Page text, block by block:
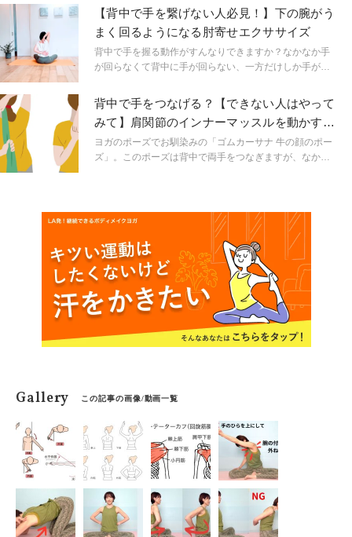
もそも腕が上がらない」。そんな人に知っていただきた
い、できない原因とおすすめレッスンをレクチャーしま
す。
【背中で手を繋げない人必見！】下の腕がう
まく回るようになる肘寄せエクササイズ
背中で手を握る動作がすんなりできますか？なかなか手
が回らなくて背中に手が回らない、一方だけしか手が届
んな方に向けたエクササイズをご紹介します。
背中で手をつなげる？【できない人はやって
みて】肩関節のインナーマッスルを動かす簡
単エクササイズ
ヨガのポーズでお馴染みの「ゴムカーサナ 牛の顔のポー
ズ」。このポーズは背中で両手をつなぎますが、なかな
Gallery この記事の画像/動画一覧